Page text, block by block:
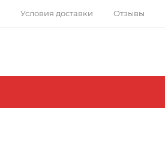
Условия доставки Отзывы